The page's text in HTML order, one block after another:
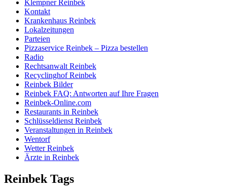
Klempner Reinbek
Kontakt
Krankenhaus Reinbek
Lokalzeitungen
Parteien
Pizzaservice Reinbek – Pizza bestellen
Radio
Rechtsanwalt Reinbek
Recyclinghof Reinbek
Reinbek Bilder
Reinbek FAQ: Antworten auf Ihre Fragen
Reinbek-Online.com
Restaurants in Reinbek
Schlüsseldienst Reinbek
Veranstaltungen in Reinbek
Wentorf
Wetter Reinbek
Ärzte in Reinbek
Reinbek Tags